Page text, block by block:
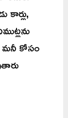
కార్లు,
మనీ కోసం